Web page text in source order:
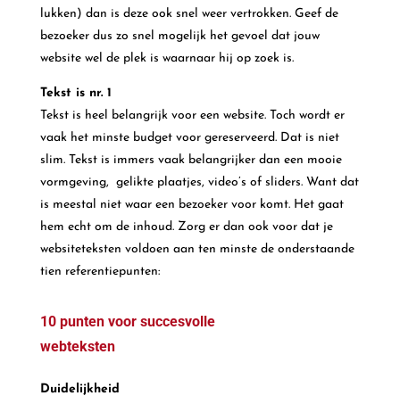
lukken) dan is deze ook snel weer vertrokken. Geef de
bezoeker dus zo snel mogelijk het gevoel dat jouw
website wel de plek is waarnaar hij op zoek is.
Tekst is nr. 1
Tekst is heel belangrijk voor een website. Toch wordt er
vaak het minste budget voor gereserveerd. Dat is niet
slim. Tekst is immers vaak belangrijker dan een mooie
vormgeving, gelikte plaatjes, video’s of sliders. Want dat
is meestal niet waar een bezoeker voor komt. Het gaat
hem echt om de inhoud. Zorg er dan ook voor dat je
websiteteksten voldoen aan ten minste de onderstaande
tien referentiepunten:
10 punten voor succesvolle
webteksten
Duidelijkheid